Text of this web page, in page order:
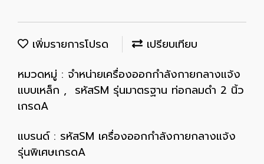
เพิ่มรายการโปรด
เปรียบเทียบ
หมวดหมู่ : จำหน่ายเครื่องออกกำลังกายกลางแจ้ง
แบบเหล็ก , รหัสSM รุ่นมาตรฐาน ท่อกลมดำ 2 นิ้ว
เกรดA
แบรนด์ : รหัสSM เครื่องออกกำลังกายกลางแจ้ง
รุ่นพิเศษเกรดA